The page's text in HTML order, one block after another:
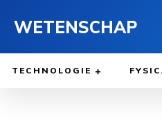
WETENSCHAP
TECHNOLOGIE